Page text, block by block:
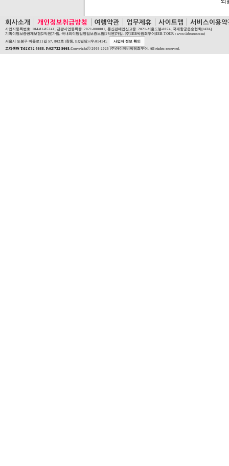
사업자등록번호: 104-81-85241, 관광사업등록증: 2021-000001, 통신판매업신고증: 2021-서울도봉-0074, 국제항공운송협회[IATA].
기획여행보증공제보험[2억원]가입, 국내외여행업영업보증보험[1억원]가입. (주)IEB박람회투어(IEB-TOUR : www.iebtour.com)
서울시 도봉구 마들로11길 57, 802호 (창동, EQ빌딩) (우:01414).
사업자 정보 확인
고객센터 T:02)732-5688. F:02)732-5668.Copyrightⓒ 2003-2025 (주)아이이비박람회투어. All rights reserved.